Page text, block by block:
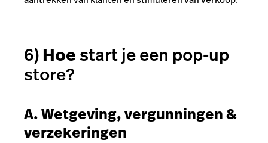
6) Hoestart je een pop-up
store?
A. Wetgeving, vergunningen &
verzekeringen